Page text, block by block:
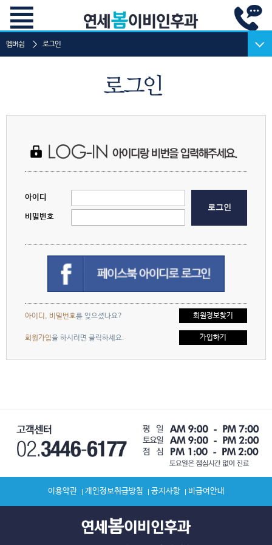
멤버쉽 로그인
회원가입
회원정보찾기
이용약관
법적비급여항목
아이디
비밀번호
로그인
아이디, 비밀번호를 잊으셨나요? 회원정보찾기
회원가입을 하시려면 클릭하세요. 가입하기
이용약관 개인정보취급방침 공지사항 비급여안내